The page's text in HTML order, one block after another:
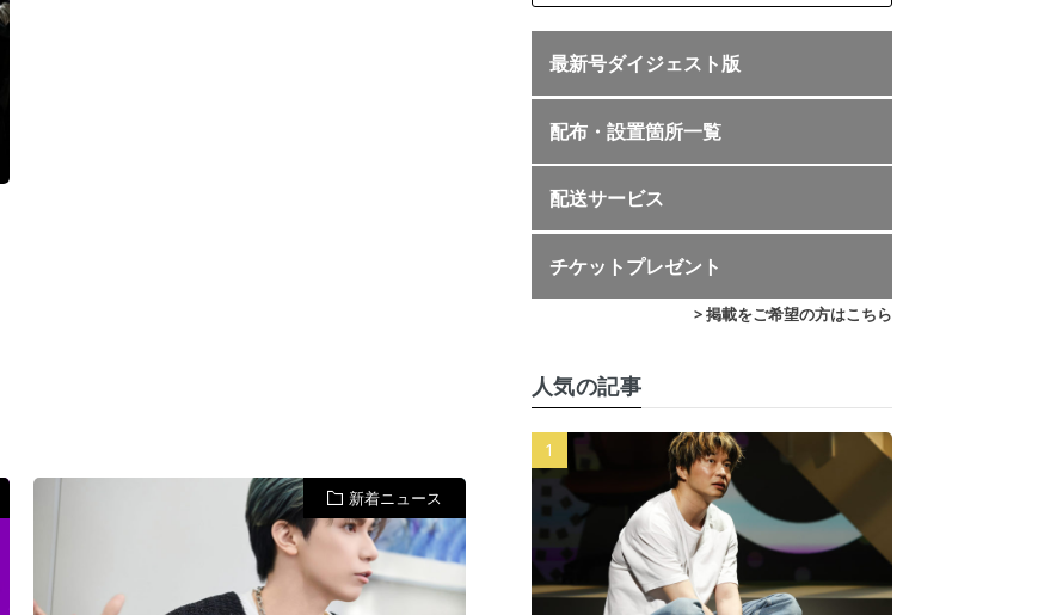
新着ニュース
最新号ダイジェスト版
配布・設置箇所一覧
配送サービス
チケットプレゼント
> 掲載をご希望の方はこちら
人気の記事